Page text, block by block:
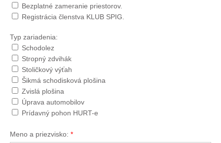
Bezplatné zameranie priestorov.
Registrácia členstva KLUB SPIG.
Typ zariadenia:
Schodolez
Stropný zdvihák
Stoličkový výťah
Šikmá schodisková plošina
Zvislá plošina
Úprava automobilov
Prídavný pohon HURT-e
Meno a priezvisko: *